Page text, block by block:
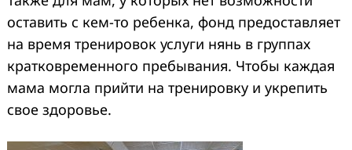
оставить с кем-то ребенка, фонд предоставляет
на время тренировок услуги нянь в группах
кратковременного пребывания. Чтобы каждая
мама могла прийти на тренировку и укрепить
свое здоровье.